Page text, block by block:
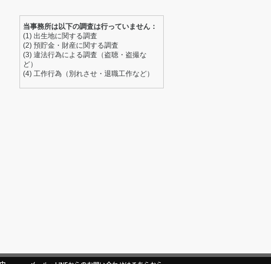
当事務所は以下の調査は行っていません：
(1) 出生地に関する調査
(2) 預貯金・財産に関する調査
(3) 違法行為による調査（盗聴・盗撮な
ど）
(4) 工作行為（別れさせ・退職工作など）